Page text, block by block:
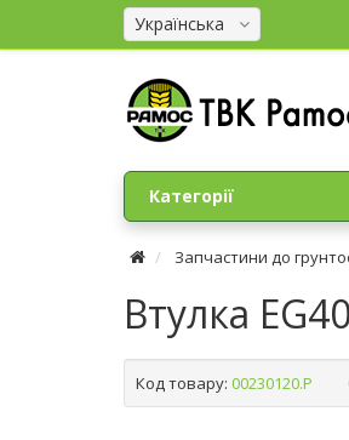
Українська
Категорії
Запчастини до
Втулка
Код товару: 00230120.P